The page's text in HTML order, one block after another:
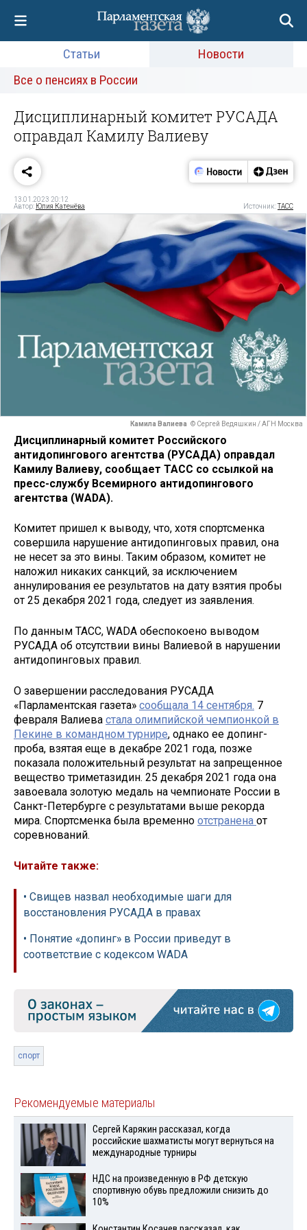
Статьи
Новости
Все о пенсиях в России
Дисциплинарный комитет РУСАДА
оправдал Камилу Валиеву
13.01.2023 20:12
Автор: Юлия Катенёва Источник:ТАСС
Камила Валиева © Сергей Ведяшкин / АГН Москва
Дисциплинарный комитет Российского
антидопингового агентства (РУСАДА) оправдал
Камилу Валиеву, сообщает ТАСС со ссылкой на
пресс-службу Всемирного антидопингового
агентства (WADA).
Комитет пришел к выводу, что, хотя спортсменка
совершила нарушение антидопинговых правил, она
не несет за это вины. Таким образом, комитет не
наложил никаких санкций, за исключением
аннулирования ее результатов на дату взятия пробы
от 25 декабря 2021 года, следует из заявления.
По данным ТАСС, WADA обеспокоено выводом
РУСАДА об отсутствии вины Валиевой в нарушении
антидопинговых правил.
О завершении расследования РУСАДА
«Парламентская газета» сообщала 14 сентября. 7
февраля Валиева стала олимпийской чемпионкой в
Пекине в командном турнире, однако ее допинг-
проба, взятая еще в декабре 2021 года, позже
показала положительный результат на запрещенное
вещество триметазидин. 25 декабря 2021 года она
завоевала золотую медаль на чемпионате России в
Санкт-Петербурге с результатами выше рекорда
мира. Спортсменка была временно отстранена от
соревнований.
Читайте также:
• Свищев назвал необходимые шаги для
восстановления РУСАДА в правах
• Понятие «допинг» в России приведут в
соответствие с кодексом WADA
спорт
Рекомендуемые материалы
Сергей Карякин рассказал, когда
российские шахматисты могут вернуться на
международные турниры
НДС на произведенную в РФ детскую
спортивную обувь предложили снизить до
10%